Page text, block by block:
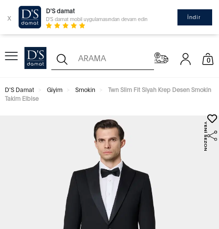
x
D'S damat
D'S damat mobil uygulamasından devam edin İndir
0
D'S Damat Giyim Smokin
Twn Slim Fit Siyah Krep Desen Smokin
Takim Elbise